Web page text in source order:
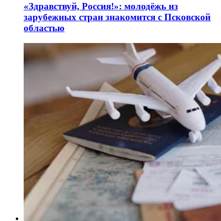
«Здравствуй, Россия!»: молодёжь из
зарубежных стран знакомится с Псковской
областью